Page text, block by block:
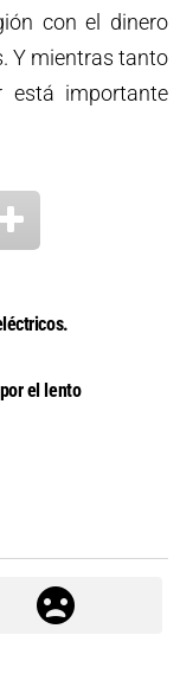
con el dinero
Y mientras tanto
está importante
el lento